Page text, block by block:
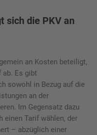
sich die PKV an
an Kosten beteiligt,
ab. Es gibt
sowohl in Bezug auf die
an der
Im Gegensatz dazu
einen Tarif wählen, der
– abzüglich einer